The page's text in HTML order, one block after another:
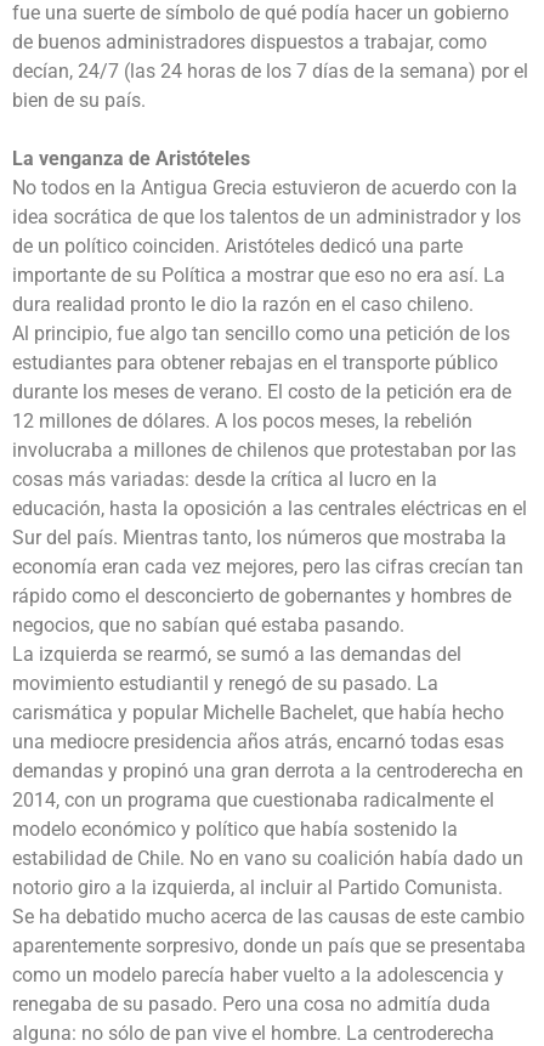
fue una suerte de símbolo de qué podía hacer un gobierno
de buenos administradores dispuestos a trabajar, como
decían, 24/7 (las 24 horas de los 7 días de la semana) por el
bien de su país.
La venganza de Aristóteles
No todos en la Antigua Grecia estuvieron de acuerdo con la
idea socrática de que los talentos de un administrador y los
de un político coinciden. Aristóteles dedicó una parte
importante de su Política a mostrar que eso no era así. La
dura realidad pronto le dio la razón en el caso chileno.
Al principio, fue algo tan sencillo como una petición de los
estudiantes para obtener rebajas en el transporte público
durante los meses de verano. El costo de la petición era de
12 millones de dólares. A los pocos meses, la rebelión
involucraba a millones de chilenos que protestaban por las
cosas más variadas: desde la crítica al lucro en la
educación, hasta la oposición a las centrales eléctricas en el
Sur del país. Mientras tanto, los números que mostraba la
economía eran cada vez mejores, pero las cifras crecían tan
rápido como el desconcierto de gobernantes y hombres de
negocios, que no sabían qué estaba pasando.
La izquierda se rearmó, se sumó a las demandas del
movimiento estudiantil y renegó de su pasado. La
carismática y popular Michelle Bachelet, que había hecho
una mediocre presidencia años atrás, encarnó todas esas
demandas y propinó una gran derrota a la centroderecha en
2014, con un programa que cuestionaba radicalmente el
modelo económico y político que había sostenido la
estabilidad de Chile. No en vano su coalición había dado un
notorio giro a la izquierda, al incluir al Partido Comunista.
Se ha debatido mucho acerca de las causas de este cambio
aparentemente sorpresivo, donde un país que se presentaba
como un modelo parecía haber vuelto a la adolescencia y
renegaba de su pasado. Pero una cosa no admitía duda
alguna: no sólo de pan vive el hombre. La centroderecha